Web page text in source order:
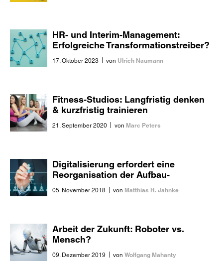
HR- und Interim-Management:
Erfolgreiche Transformationstreiber?
17. Oktober 2023 | von Ulrich Naumann
Fitness-Studios: Langfristig denken
& kurzfristig trainieren
21. September 2020 | von Marc Peters
Digitalisierung erfordert eine
Reorganisation der Aufbau-
05. November 2018 | von Matthias H. Jahnke
Arbeit der Zukunft: Roboter vs.
Mensch?
09. Dezember 2019 | von Wolfgang Mahanty